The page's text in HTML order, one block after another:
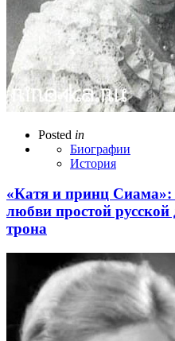
Posted in
Биографии
История
«Катя и принц
любви простой
трона